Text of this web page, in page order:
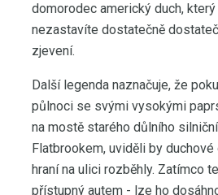
domorodec americký duch,
nezastavíte dostatečně
zjevení.
Další legenda naznačuje, že
půlnoci se svými vysokými
na mostě starého důlního
Flatbrookem, uviděli by
hraní na ulici rozběhly. Zatímco
přístupný autem - lze ho